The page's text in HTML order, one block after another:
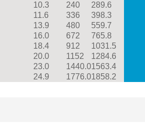
10.3 240
289.6
11.6 336
398.3
13.9 480
559.7
16.0 672
765.8
18.4 912
1031.5
20.0 1152
1284.6
23.0 1440.01563.4
24.9 1776.01858.2